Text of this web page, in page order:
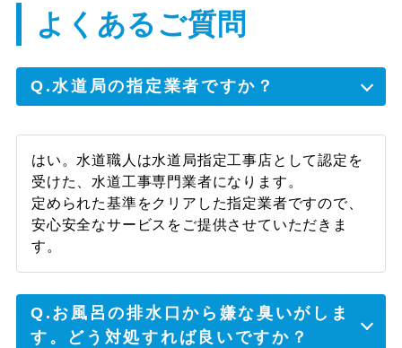
た。作業前にどんな作業をするのか料金はど
のぐらいかかるのか説明してくださり、対応
てるなと感心しました。
【浴室蛇口の故障】50代
男性
複数の会社で見積をお願いして、一番分かり
にして頂き、水垢の掃除などサービスを沢山
してくれたので嬉しかったです。
よくあるご質問
Q.水道局の指定業者ですか？
はい。水道職人は水道局指定工事店として認定を
受けた、水道工事専門業者になります。
定められた基準をクリアした指定業者ですので、
安心安全なサービスをご提供させていただきま
す。
Q.お風呂の排水口から嫌な臭いがしま
す。どう対処すれば良いですか？